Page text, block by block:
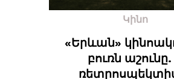
Կինո
«Երևան»
բուռն